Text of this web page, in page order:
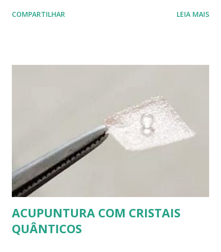
energia do corpo e promovendo um relaxamento profundo.
COMPARTILHAR LEIA MAIS
ACUPUNTURA COM CRISTAIS
QUÂNTICOS